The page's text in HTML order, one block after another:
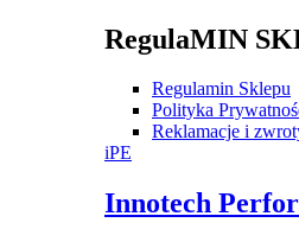
RegulaMIN
Regulamin Sklepu
Polityka
Reklamacje i
iPE
Innotech